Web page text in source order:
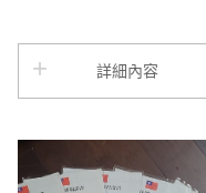
詳細內容